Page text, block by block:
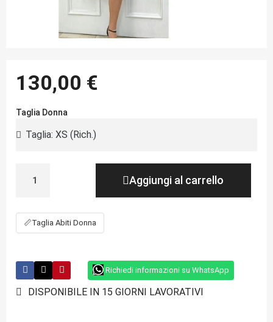
130,00 €
Taglia Donna
Aggiungi al carrello
📏Taglia Abiti Donna
Richiedi informazioni su WhatsApp
DISPONIBILE IN 15 GIORNI LAVORATIVI